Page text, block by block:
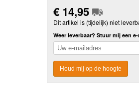
€ 14,95
Dit artikel is (tijdelijk) niet
Weer leverbaar? Stuur mij een
Houd mij op de hoogte